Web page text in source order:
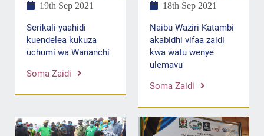
19th Sep 2021
Serikali yaahidi
kuendelea kukuza
uchumi wa Wananchi
Soma Zaidi
18th Sep 2021
Naibu Waziri Katambi
akabidhi vifaa zaidi
kwa watu wenye
ulemavu
Soma Zaidi